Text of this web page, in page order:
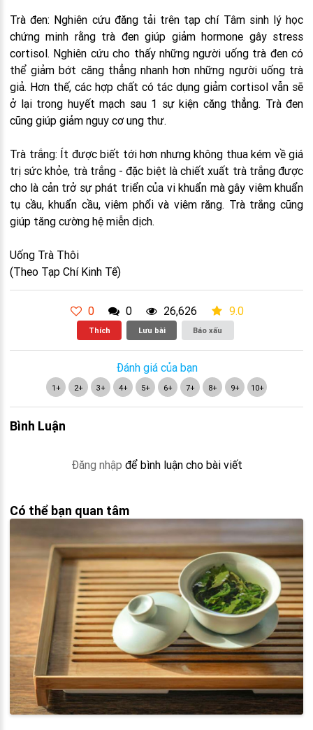
Trà đen: Nghiên cứu đăng tải trên tạp chí Tâm sinh lý học
chứng minh rằng trà đen giúp giảm hormone gây stress
cortisol. Nghiên cứu cho thấy những người uống trà đen có
thể giảm bớt căng thẳng nhanh hơn những người uống trà
giả. Hơn thế, các hợp chất có tác dụng giảm cortisol vẫn sẽ
ở lại trong huyết mạch sau 1 sự kiện căng thẳng. Trà đen
cũng giúp giảm nguy cơ ung thư.
Trà trắng: Ít được biết tới hơn nhưng không thua kém về giá
trị sức khỏe, trà trắng - đặc biệt là chiết xuất trà trắng được
cho là cản trở sự phát triển của vi khuẩn mà gây viêm khuẩn
tụ cầu, khuẩn cầu, viêm phổi và viêm răng. Trà trắng cũng
giúp tăng cường hệ miễn dịch.
Uống Trà Thôi
(Theo Tạp Chí Kinh Tế)
0 0 26,626 9.0
Thích Lưu bài Báo xấu
Đánh giá của bạn
1+ 2+ 3+ 4+ 5+ 6+ 7+ 8+ 9+ 10+
Bình Luận
Đăng nhập để bình luận cho bài viết
Có thể bạn quan tâm